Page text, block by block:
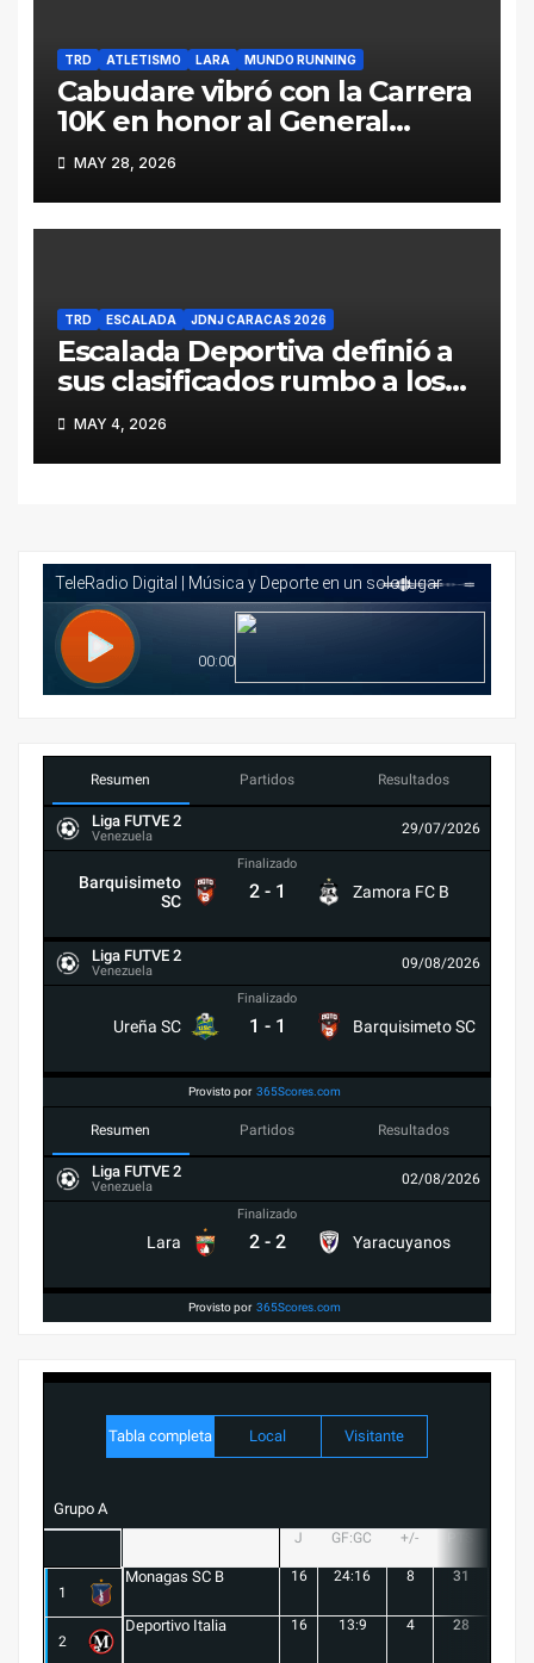
TRD ATLETISMO LARA MUNDO RUNNING
Cabudare vibró con la Carrera
10K en honor al General
Jacinto Lara (Galería y
Resultados)
MAY 28, 2026
TRD ESCALADA JDNJ CARACAS 2026
Escalada Deportiva definió a
sus clasificados rumbo a los
Juegos Deportivos
Nacionales Juveniles Caracas
2026
MAY 4, 2026
Resumen Partidos Resultados
Liga FUTVE 2
Venezuela 29/07/2026
Barquisimeto
SC
Finalizado
2 - 1 Zamora FC B
Liga FUTVE 2
Venezuela 09/08/2026
Ureña SC
Finalizado
1 - 1 Barquisimeto SC
Provisto por 365Scores.com
Resumen Partidos Resultados
Liga FUTVE 2
Venezuela 02/08/2026
Lara
Finalizado
2 - 2 Yaracuyanos
Provisto por 365Scores.com
Tabla completa Local Visitante
Grupo A
J GF:GC +/-
1
Monagas SC B 16 24:16 8 31
2
Deportivo Italia 16 13:9 4 28